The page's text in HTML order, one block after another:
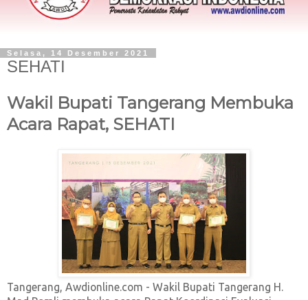
Selasa, 14 Desember 2021
SEHATI
Wakil Bupati Tangerang Membuka
Acara Rapat, SEHATI
Tangerang, Awdionline.com - Wakil Bupati Tangerang H.